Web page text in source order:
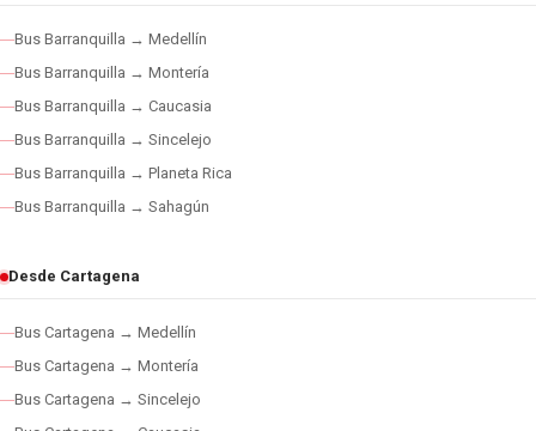
Bus Barranquilla → Medellín
Bus Barranquilla → Montería
Bus Barranquilla → Caucasia
Bus Barranquilla → Sincelejo
Bus Barranquilla → Planeta Rica
Bus Barranquilla → Sahagún
Desde Cartagena
Bus Cartagena → Medellín
Bus Cartagena → Montería
Bus Cartagena → Sincelejo